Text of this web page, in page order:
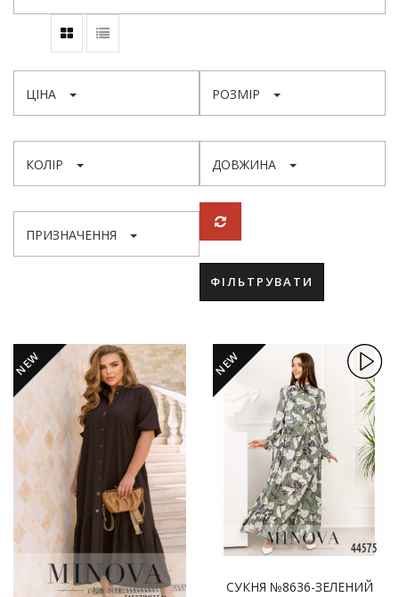
ЦІНА РОЗМІР
КОЛІР ДОВЖИНА
ПРИЗНАЧЕННЯ
ФІЛЬТРУВАТИ
NEW NEW
СУКНЯ №8636-ЗЕЛЕНИЙ